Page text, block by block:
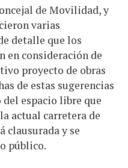
de Movilidad, y
varias
detalle que los
en consideración de
proyecto de obras
de estas sugerencias
espacio libre que
actual carretera de
clausurada y se
público.